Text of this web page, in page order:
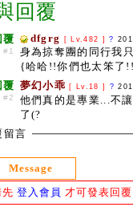
回覆
覆
#1
dfgrg [ Lv.482 ]?
身為掠奪團的同行我
{哈哈!!你們也太笨了
覆
#2
夢幻小乖 [ Lv.18 ] ?
他們真的是專業...不
了(?
留言
Message
先 登入會員 才可發表回